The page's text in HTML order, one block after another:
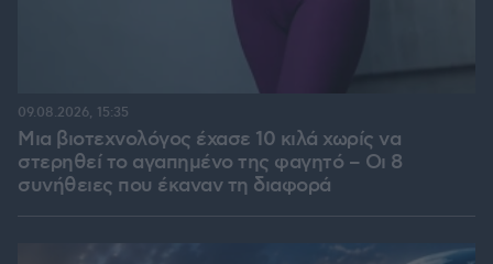
Μια βιοτεχνολόγος έχασε 10 κιλά χωρίς να
στερηθεί το αγαπημένο της φαγητό – Οι 8
συνήθειες που έκαναν τη διαφορά
09.08.2026, 15:35